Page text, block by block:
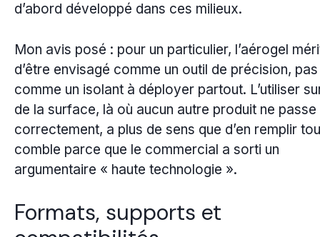
d’abord développé dans ces milieux.
Mon avis posé : pour un particulier, l’aérogel
d’être envisagé comme un outil de précision, pas
comme un isolant à déployer partout. L’utiliser
de la surface, là où aucun autre produit ne passe
correctement, a plus de sens que d’en remplir
comble parce que le commercial a sorti un
argumentaire « haute technologie ».
Formats, supports et